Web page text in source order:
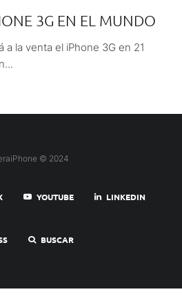
3G EN EL MUNDO
a la venta el iPhone 3G en 21
© 2024
YOUTUBE LINKEDIN
BUSCAR